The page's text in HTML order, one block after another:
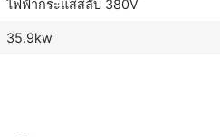
ไฟฟ้ากระแสสลับ 380V
35.9kw